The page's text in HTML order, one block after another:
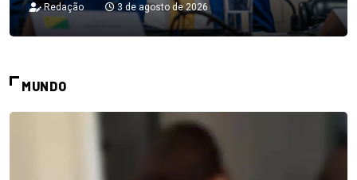
Redação 3 de agosto de 2026
MUNDO